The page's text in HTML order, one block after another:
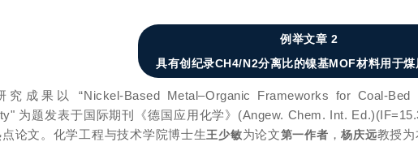
例举文章 2
具有创纪录CH4/N2分离比的镍基MOF材料用于煤
究成果以 “Nickel-Based Metal–Organic Frameworks for Coal-Bed
为题发表于国际期刊《德国应用化学》(Angew. Chem. Int.
论文。化学工程与技术学院博士生王少敏为论文第一作者 ，杨庆远教授